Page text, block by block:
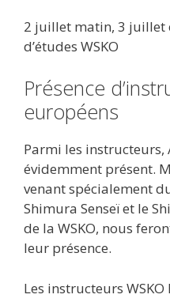
2 juillet matin, 3 juillet
d’études WSKO
Présence
européens
Parmi les instructeurs,
évidemment présent.
venant spécialement
Shimura Senseï et le
de la WSKO, nous
leur présence.
Les instructeurs